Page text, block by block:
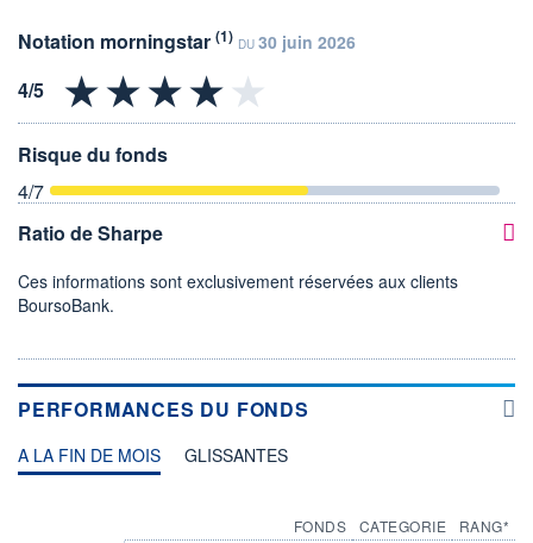
Notation morningstar (1) DU 30 juin 2026
Risque du fonds
4/7
Ratio de Sharpe
Ces informations sont exclusivement réservées aux clients
BoursoBank.
PERFORMANCES DU FONDS
A LA FIN DE MOIS GLISSANTES
FONDS CATEGORIE RANG*